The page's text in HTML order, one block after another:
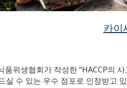
카이
위생협회가 작성한 “HACCP의
실 수 있는 우수 점포로 인정받고